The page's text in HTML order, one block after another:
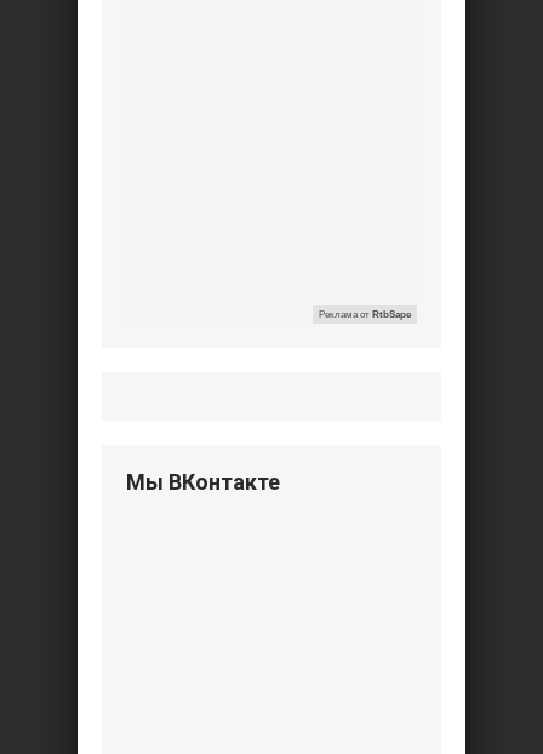
Реклама от RtbSape
Мы ВКонтакте